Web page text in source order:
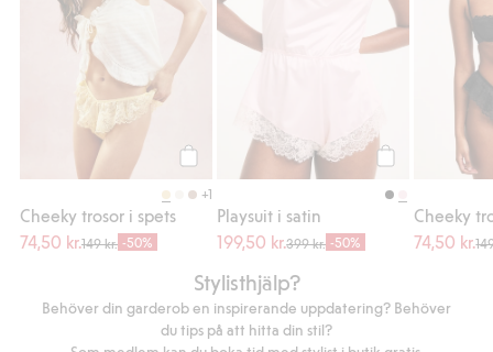
+1
Cheeky trosor i spets
74,50 kr.149 kr. -50%
Köp
Playsuit i satin
199,50 kr.399 kr. -50%
Cheeky
74,50 kr.
Stylisthjälp?
Behöver din garderob en inspirerande uppdatering? Behöver
du tips på att hitta din stil?